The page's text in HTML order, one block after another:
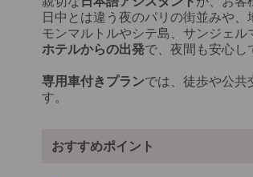
日中とは違う夜のパリの街並みや、
モンマルトルやシテ島、サンジェル
ホテルからの出発で、夜間も安心し
専用車付きプランでは、徒歩や公共
す。
おすすめポイント